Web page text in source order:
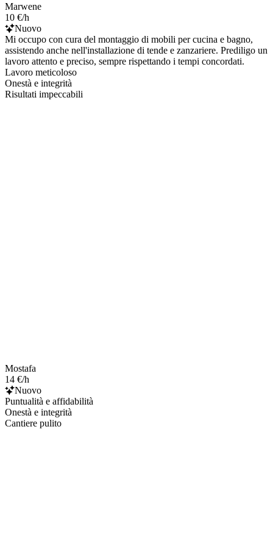
Marwene
10 €/h
Nuovo
Mi occupo con cura del montaggio di mobili per cucina e bagno,
assistendo anche nell'installazione di tende e zanzariere. Prediligo un
lavoro attento e preciso, sempre rispettando i tempi concordati.
Lavoro meticoloso
Onestà e integrità
Risultati impeccabili
Mostafa
14 €/h
Nuovo
Puntualità e affidabilità
Onestà e integrità
Cantiere pulito